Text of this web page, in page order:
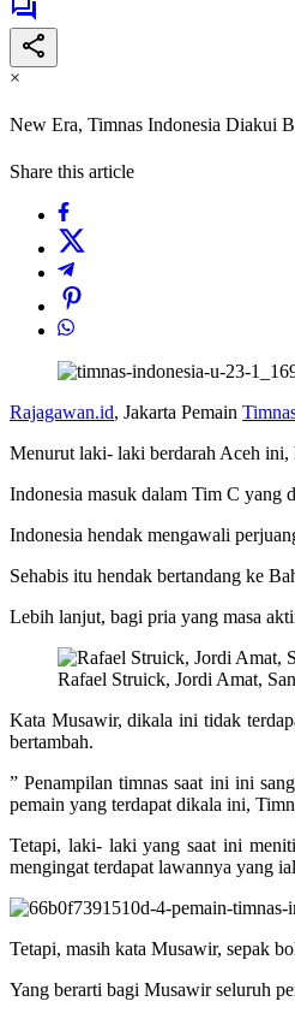
×
New Era, Timnas Indonesia Diakui
Share this article
Rajagawan.id, Jakarta Pemain
Menurut laki- laki berdarah Aceh ini,
Indonesia masuk dalam Tim C yang
Indonesia hendak mengawali
Sehabis itu hendak bertandang ke
Lebih lanjut, bagi pria yang masa
Rafael Struick, Jordi Amat,
Kata Musawir, dikala ini tidak
bertambah.
” Penampilan timnas saat ini ini
pemain yang terdapat dikala ini,
Tetapi, laki- laki yang saat ini
mengingat terdapat lawannya yang
Tetapi, masih kata Musawir, sepak
Yang berarti bagi Musawir seluruh